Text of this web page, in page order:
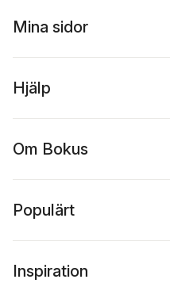
Mina sidor
Hjälp
Om Bokus
Populärt
Inspiration